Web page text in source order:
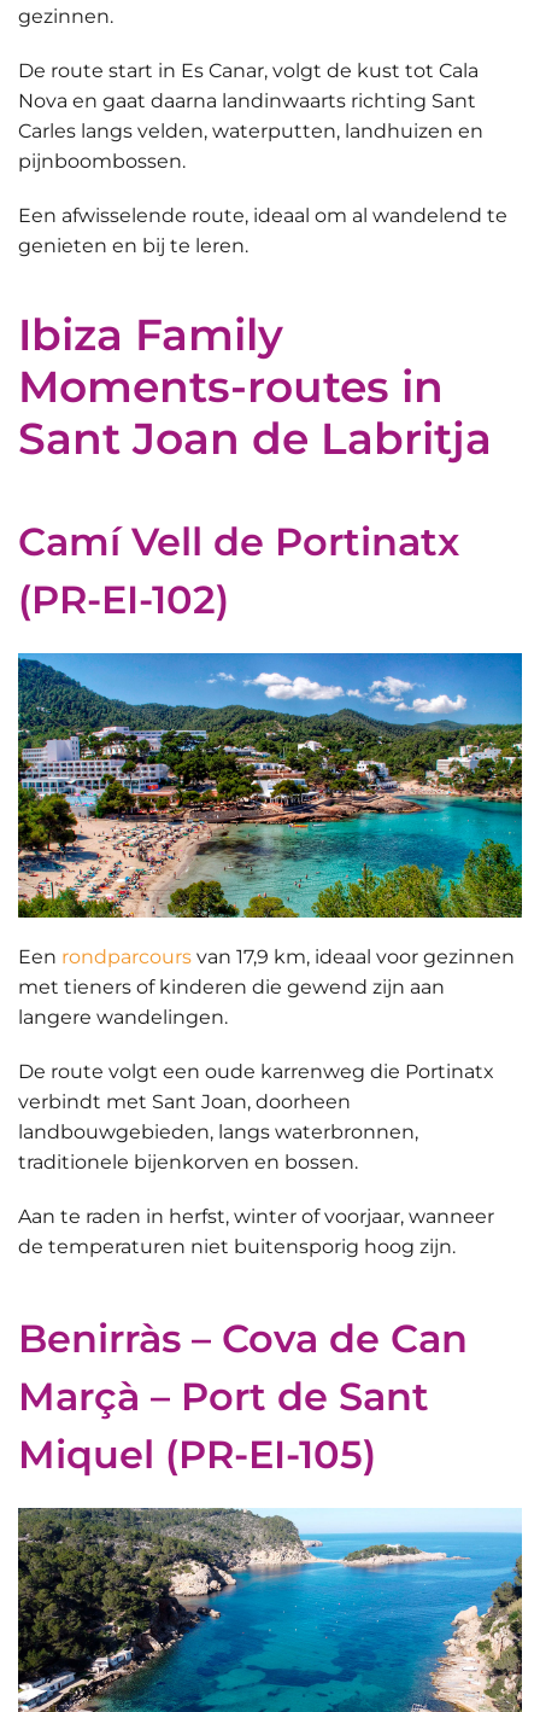
gezinnen.
De route start in Es Canar, volgt de kust tot Cala
Nova en gaat daarna landinwaarts richting Sant
Carles langs velden, waterputten, landhuizen en
pijnboombossen.
Een afwisselende route, ideaal om al wandelend te
genieten en bij te leren.
Ibiza Family
Moments-routes in
Sant Joan de Labritja
Camí Vell de Portinatx
(PR-EI-102)
Een rondparcours van 17,9 km, ideaal voor gezinnen
met tieners of kinderen die gewend zijn aan
langere wandelingen.
De route volgt een oude karrenweg die Portinatx
verbindt met Sant Joan, doorheen
landbouwgebieden, langs waterbronnen,
traditionele bijenkorven en bossen.
Aan te raden in herfst, winter of voorjaar, wanneer
de temperaturen niet buitensporig hoog zijn.
Benirràs – Cova de Can
Marçà – Port de Sant
Miquel (PR-EI-105)